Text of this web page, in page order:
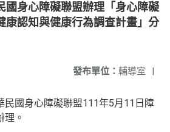
國身心障礙聯盟辦理「身心障礙
康認知與健康行為調查計畫」分
發布單位： 輔導室 |
民國身心障礙聯盟111年5月11日障
理。